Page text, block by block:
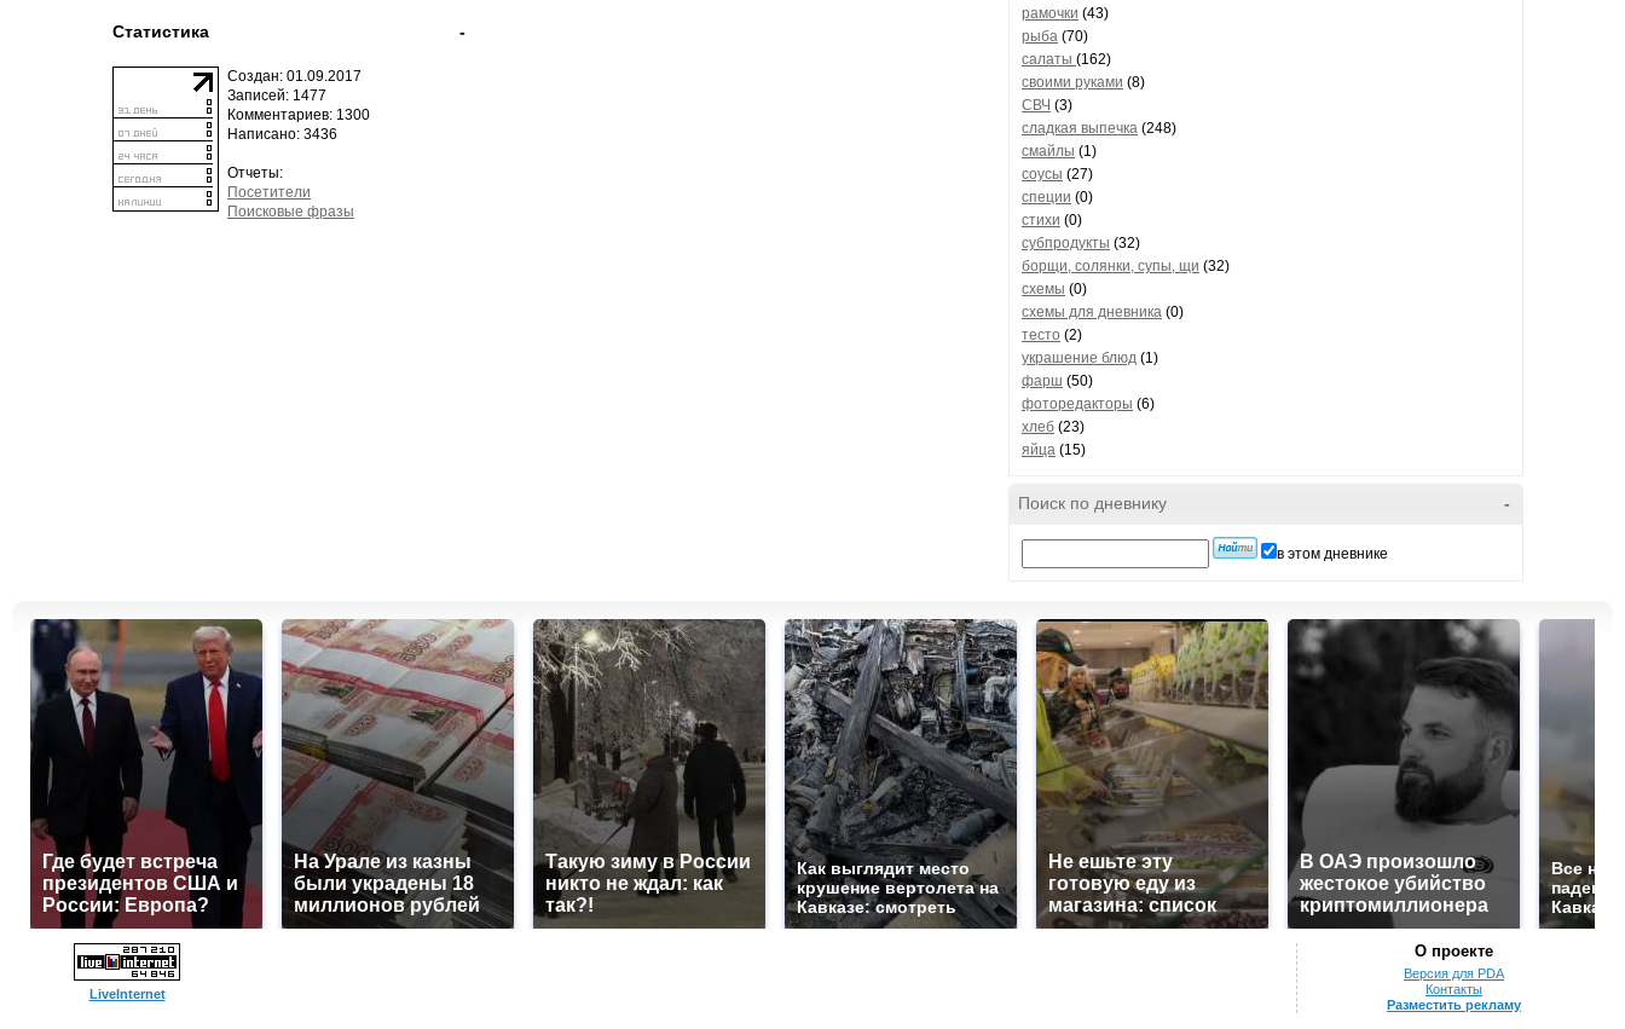
-
Статистика
Создан: 01.09.2017
Записей: 1477
Комментариев: 1300
Написано: 3436
Отчеты:
Посетители
Поисковые фразы
рамочки (43)
рыба (70)
салаты (162)
своими руками (8)
СВЧ (3)
сладкая выпечка (248)
смайлы (1)
соусы (27)
специи (0)
стихи (0)
субпродукты (32)
борщи, солянки, супы, щи (32)
схемы (0)
схемы для дневника (0)
тесто (2)
украшение блюд (1)
фарш (50)
фоторедакторы (6)
хлеб (23)
яйца (15)
-
Поиск по дневнику
в этом дневнике
Где будет встреча
президентов США и
России: Европа?
На Урале из казны
были украдены 18
миллионов рублей
Такую зиму в России
никто не ждал: как
так?!
Как выглядит место
крушение вертолета на
Кавказе: смотреть
Не ешьте эту
готовую еду из
магазина: список
В ОАЭ произошло
жестокое убийство
криптомиллионера
Все
LiveInternet
О проекте
Версия для PDA
Контакты
Разместить рекламу